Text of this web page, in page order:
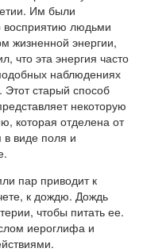
Им были
людьми
жизненной энергии,
что эта энергия часто
наблюдениях
старый способ
некоторую
которая отделена от
в виде поля и
пар приводит к
к дождю. Дождь
чтобы питать ее.
иероглифа и